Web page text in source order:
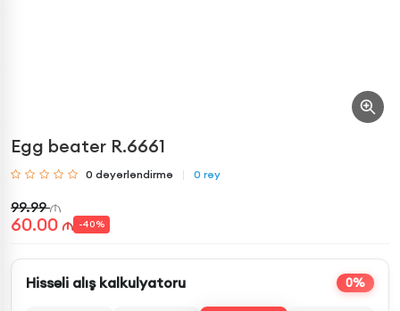
Egg beater R.6661
0 dəyərləndirmə 0 rəy
99.99
60.00 -40%
Hissəli alış kalkulyatoru 0%